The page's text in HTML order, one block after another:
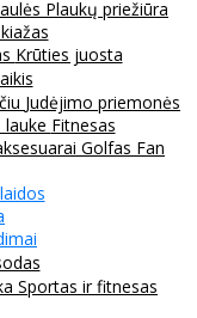
Plaukų priežiūra
Krūties juosta
Judėjimo priemonės
lauke Fitnesas
Golfas Fan
Sportas ir fitnesas